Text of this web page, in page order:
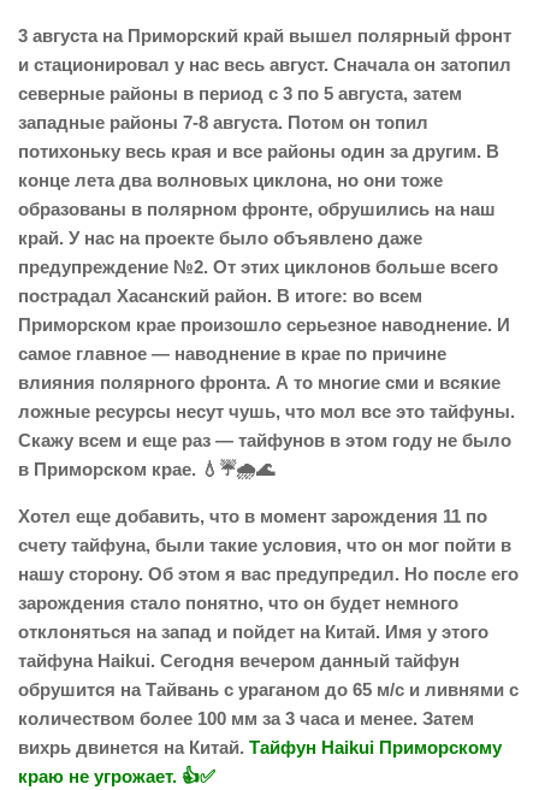
3 августа на Приморский край вышел полярный фронт
и стационировал у нас весь август. Сначала он затопил
северные районы в период с 3 по 5 августа, затем
западные районы 7-8 августа. Потом он топил
потихоньку весь края и все районы один за другим. В
конце лета два волновых циклона, но они тоже
образованы в полярном фронте, обрушились на наш
край. У нас на проекте было объявлено даже
предупреждение №2. От этих циклонов больше всего
пострадал Хасанский район. В итоге: во всем
Приморском крае произошло серьезное наводнение. И
самое главное — наводнение в крае по причине
влияния полярного фронта. А то многие сми и всякие
ложные ресурсы несут чушь, что мол все это тайфуны.
Скажу всем и еще раз — тайфунов в этом году не было
в Приморском крае. 💧☔🌧️🌊
Хотел еще добавить, что в момент зарождения 11 по
счету тайфуна, были такие условия, что он мог пойти в
нашу сторону. Об этом я вас предупредил. Но после его
зарождения стало понятно, что он будет немного
отклоняться на запад и пойдет на Китай. Имя у этого
тайфуна Haikui. Сегодня вечером данный тайфун
обрушится на Тайвань с ураганом до 65 м/с и ливнями с
количеством более 100 мм за 3 часа и менее. Затем
вихрь двинется на Китай. Тайфун Haikui Приморскому
краю не угрожает. 👍✅